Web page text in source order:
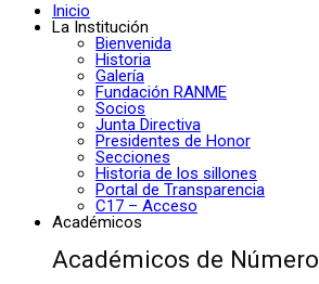
Inicio
La Institución
Bienvenida
Historia
Galería
Fundación RANME
Socios
Junta Directiva
Presidentes de Honor
Secciones
Historia de los sillones
Portal de Transparencia
C17 – Acceso
Académicos
Académicos de Número